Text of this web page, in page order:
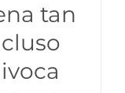
tan